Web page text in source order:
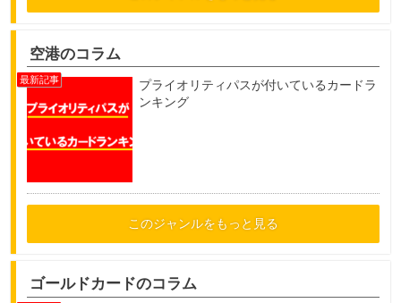
空港のコラム
プライオリティパスが付いているカードラ
ンキング
このジャンルをもっと見る
ゴールドカードのコラム